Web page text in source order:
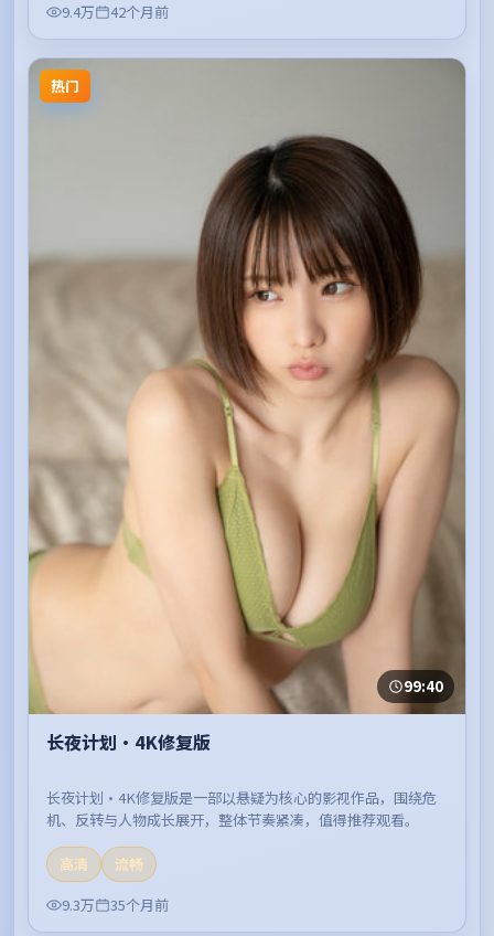
9.4万
42个月前
热门
99:40
长夜计划·4K修复版
长夜计划·4K修复版是一部以悬疑为核心的影视作品，围绕危
机、反转与人物成长展开，整体节奏紧凑，值得推荐观看。
高清
流畅
9.3万
35个月前